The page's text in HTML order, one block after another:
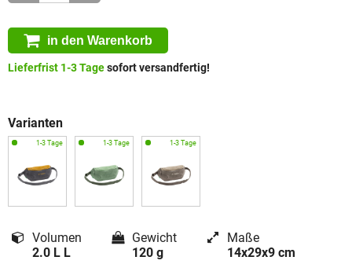
in den Warenkorb
Lieferfrist 1-3 Tagesofort versandfertig!
Varianten
Volumen
2.0 L L
Gewicht
120 g
Maße
14x29x9 cm